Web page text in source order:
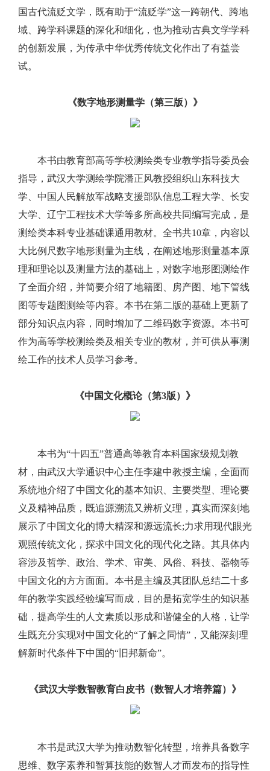
国古代流贬文学，既有助于“流贬学”这一跨朝代、跨地
域、跨学科课题的深化和细化，也为推动古典文学学科
的创新发展，为传承中华优秀传统文化作出了有益尝
试。
《数字地形测量学（第三版）》
本书由教育部高等学校测绘类专业教学指导委员会
指导，武汉大学测绘学院潘正风教授组织山东科技大
学、中国人民解放军战略支援部队信息工程大学、长安
大学、辽宁工程技术大学等多所高校共同编写完成，是
测绘类本科专业基础课通用教材。全书共10章，内容以
大比例尺数字地形测量为主线，在阐述地形测量基本原
理和理论以及测量方法的基础上，对数字地形图测绘作
了全面介绍，并简要介绍了地籍图、房产图、地下管线
图等专题图测绘等内容。本书在第二版的基础上更新了
部分知识点内容，同时增加了二维码数字资源。本书可
作为高等学校测绘类及相关专业的教材，并可供从事测
绘工作的技术人员学习参考。
《中国文化概论（第3版）》
本书为“十四五”普通高等教育本科国家级规划教
材，由武汉大学通识中心主任李建中教授主编，全面而
系统地介绍了中国文化的基本知识、主要类型、理论要
义及精神品质，既追源溯流又辨析义理，真实而深刻地
展示了中国文化的博大精深和源远流长;力求用现代眼光
观照传统文化，探求中国文化的现代化之路。其具体内
容涉及哲学、政治、学术、审美、风俗、科技、器物等
中国文化的方方面面。本书是主编及其团队总结二十多
年的教学实践经验编写而成，目的是拓宽学生的知识基
础，提高学生的人文素质以形成和谐健全的人格，让学
生既充分实现对中国文化的“了解之同情”，又能深刻理
解新时代条件下中国的“旧邦新命”。
《武汉大学数智教育白皮书（数智人才培养篇）》
本书是武汉大学为推动数智化转型，培养具备数字
思维、数字素养和智算技能的数智人才而发布的指导性